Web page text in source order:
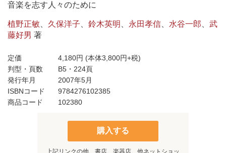
音楽を志す人々のために
植野正敏 久保洋子 鈴木英明 永田孝信 水谷一郎
武
藤好男 著
定価 4,180円 (本体3,800円+税)
判型・頁数
B5・224頁
発行年月
2007年5月
ISBNコード
9784276102385
商品コード
102380
購入する
上記リンクの他、書店、楽器店、他ネットショッ